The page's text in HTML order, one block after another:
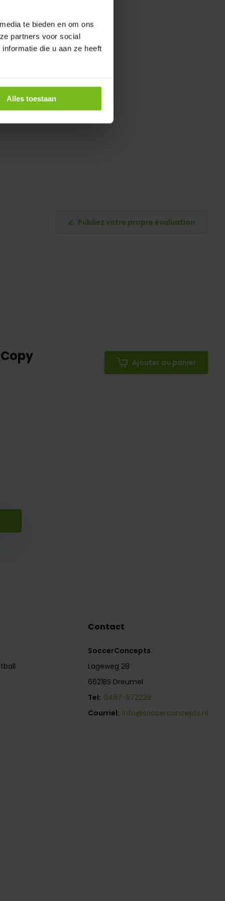
te bieden en om ons
partners voor social
die u aan ze heeft
Alles toestaan
Publiez votre propre évaluation
Ajouter au panier
Contact
SoccerConcepts
Lageweg 28
6621BS Dreumel
Tel: 0487-572229
Courriel: info@soccerconcepts.nl